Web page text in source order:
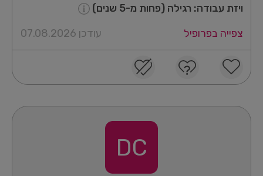
ויזת עבודה: רגילה (פחות מ-5 שנים)
צפייה בפרופיל
עודכן 07.08.2026
DC